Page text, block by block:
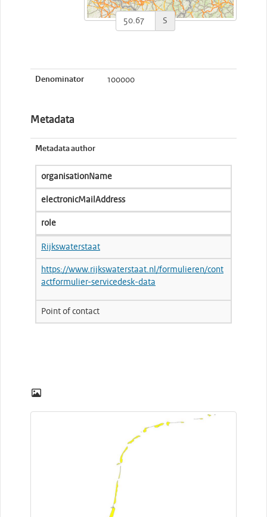
S
Denominator 100000
Metadata
Metadata author
organisationName
electronicMailAddress
role
Rijkswaterstaat
https://www.rijkswaterstaat.nl/formulieren/cont
actformulier-servicedesk-data
Point of contact